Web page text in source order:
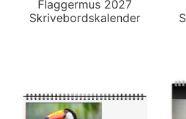
Flaggermus 2027
Skrivebordskalender